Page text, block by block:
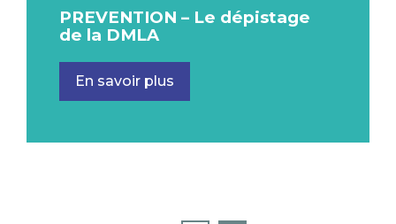
PREVENTION – Le dépistage
de la DMLA
En savoir plus